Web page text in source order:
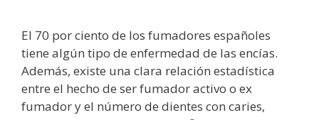
El 70 por ciento de los fumadores españoles
tiene algún tipo de enfermedad de las encías.
Además, existe una clara relación estadística
entre el hecho de ser fumador activo o ex
fumador y el número de dientes con caries,